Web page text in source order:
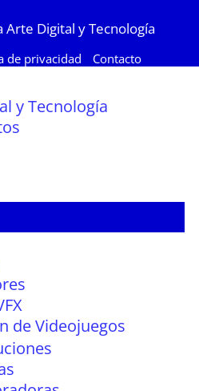
Arte Digital y Tecnología
de privacidad Contacto
y Tecnología
de Videojuegos